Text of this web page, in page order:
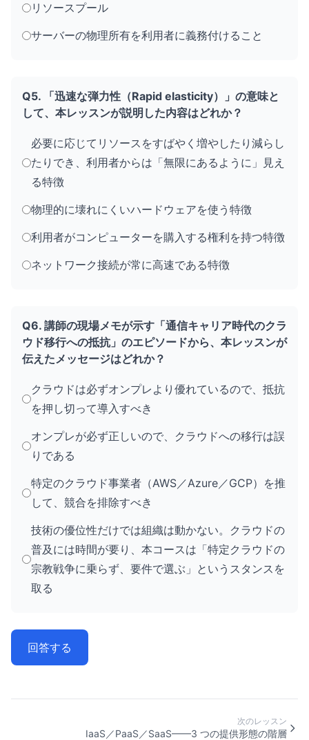
リソースプール
サーバーの物理所有を利用者に義務付けること
Q5. 「迅速な弾力性（Rapid elasticity）」の意味と
して、本レッスンが説明した内容はどれか？
必要に応じてリソースをすばやく増やしたり減らし
たりでき、利用者からは「無限にあるように」見え
る特徴
物理的に壊れにくいハードウェアを使う特徴
利用者がコンピューターを購入する権利を持つ特徴
ネットワーク接続が常に高速である特徴
Q6. 講師の現場メモが示す「通信キャリア時代のクラ
ウド移行への抵抗」のエピソードから、本レッスンが
伝えたメッセージはどれか？
クラウドは必ずオンプレより優れているので、抵抗
を押し切って導入すべき
オンプレが必ず正しいので、クラウドへの移行は誤
りである
特定のクラウド事業者（AWS／Azure／GCP）を推
して、競合を排除すべき
技術の優位性だけでは組織は動かない。クラウドの
普及には時間が要り、本コースは「特定クラウドの
宗教戦争に乗らず、要件で選ぶ」というスタンスを
取る
回答する
次のレッスン
IaaS／PaaS／SaaS——3 つの提供形態の階層